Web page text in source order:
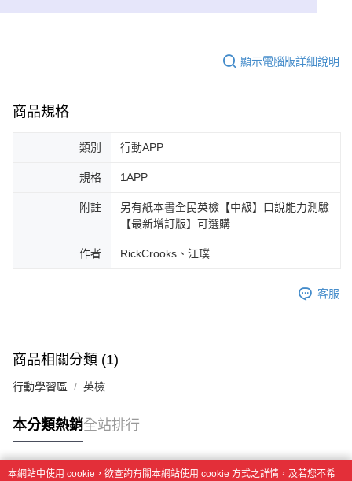
顯示電腦版詳細說明
商品規格
類別 行動APP
規格 1APP
附註
另有紙本書全民英檢【中級】口說能力測驗
【最新增訂版】可選購
作者 RickCrooks、江璞
客服
商品相關分類 (1)
行動學習區 英檢
本分類熱銷全站排行
本網站中使用 cookie，欲查詢有關本網站使用 cookie 方式之詳情，及若您不希